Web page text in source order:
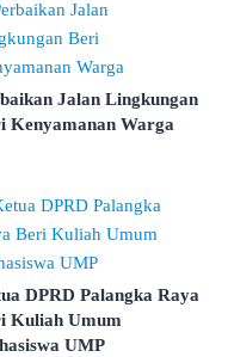
Jalan Lingkungan
Kenyamanan Warga
DPRD Palangka Raya
Kuliah Umum
UMP